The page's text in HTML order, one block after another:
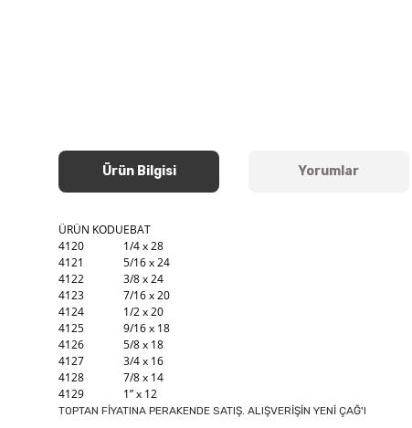
Ürün Bilgisi Yorumlar
ÜRÜN KODUEBAT
4120
1/4 x 28
4121
5/16 x 24
4122
3/8 x 24
4123
7/16 x 20
4124
1/2 x 20
4125
9/16 x 18
4126
5/8 x 18
4127
3/4 x 16
4128
7/8 x 14
4129
1” x 12
TOPTAN FİYATINA PERAKENDE SATIŞ. ALIŞVERİŞİN YENİ ÇAĞ'I